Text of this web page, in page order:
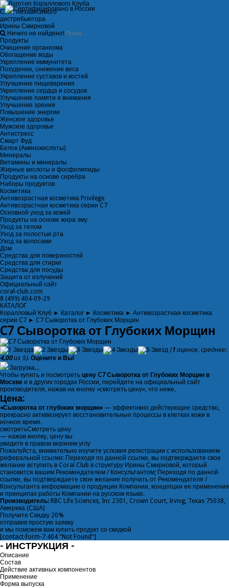
Сайт независимого
дистрибьютора
Ирины Смирновой
Ничего не найдено!
Продукты
Очищение организма
Обогащение воды
Укрепление иммунитета
Похудение, снижение веса
Укрепление суставов и костей
Улучшение пищеварения
Укрепление сердца и сосудов
Улучшение памяти и внимания
Улучшение зрения
Повышение энергии
Женское здоровье
Мужское здоровье
Антистресс
Смарт Фуд
Белок (Аминокислоты)
Минералы
Витамины и минералы
Жирные кислоты и фосфолипиды
Продукты на основе серебра
Наборы продуктов
Косметика
Антивозрастная косметика Privilege
Антивозрастная косметика серии C7
Основной уход за кожей
Продукты на основе жира эму
Уход за телом
Уход за полостью рта
Уход за волосами
Дом
Средства для поверхностей
Средства для стирки
Средства для посуды
Защита от излучений
Официальный сайт
coral-club.com
8 (499) 404-09-29
КАТАЛОГ
Коралловый Клуб ► Каталог ► Косметика ► Антивозрастная косметика
серии C7 ► C7 Сыворотка от Глубоких Морщин
C7 Сыворотка от Глубоких Морщин
(1 оценок, среднее:
4,00из 5). Оцените и Вы!
Загрузка...
Чтобы купить и посмотреть цену C7 Сыворотка от Глубоких Морщин в
Москве и в других городах России, перейдите на официальный сайт
производителя, нажав на кнопку «смотреть цену», что ниже.
Цена:
«Сыворотка от глубоких морщин» — эффективно действующее средство,
прекрасно активизирует восстановительные процессы в клетках кожи в
ночное время.
смотретьСмотреть цену
— нажав кнопку, цену вы
увидите в правом верхнем углу
Пожалуйста, внимательно изучите условия регистрации с использованием
реферальной ссылки: Переходя по данной ссылке, вы подтверждаете свое
желание вступить в Coral Club в структуру Ирины Смирновой, который
становится вашим Рекомендателем / Консультантом; Переходя по данной
ссылке, вы подтверждаете свое желание получать от Рекомендателя /
Консультанта информацию о продукции Компании, концепции ее применения
и принципах работы Компании на русском языке.
Производитель: RBC Life Sciences, Inc 2301, Crown Court, Irvivg, Texas 75038,
Америка (США)
Получите Скидку 20%
отправив простую заявку
и мы поможем вам купить продукт со скидкой
[contact-form-7 404 "Not Found"]
- ИНСТРУКЦИЯ -
Описание
Состав
Действие активных компонентов
Применение
Форма выпуска